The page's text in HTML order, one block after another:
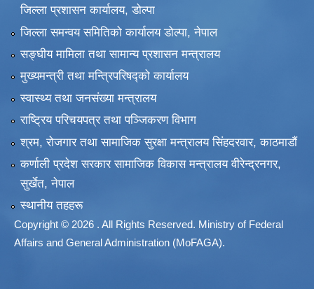
जिल्ला प्रशासन कार्यालय, डोल्पा
जिल्ला समन्वय समितिको कार्यालय डोल्पा, नेपाल
सङ्‍घीय मामिला तथा सामान्य प्रशासन मन्त्रालय
मुख्यमन्त्री तथा मन्त्रिपरिषद्को कार्यालय
स्वास्थ्य तथा जनसंख्या मन्त्रालय
राष्ट्रिय परिचयपत्र तथा पञ्जिकरण विभाग
श्रम, रोजगार तथा सामाजिक सुरक्षा मन्त्रालय सिंहदरवार, काठमाडाैं
कर्णाली प्रदेश सरकार सामाजिक विकास मन्त्रालय वीरेन्द्रनगर,
सुर्खेत, नेपाल
स्थानीय तहहरू
Copyright © 2026 . All Rights Reserved. Ministry of Federal
Affairs and General Administration (MoFAGA).